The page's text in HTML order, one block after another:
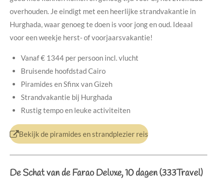
overhouden. Je eindigt met een heerlijke strandvakantie in
Hurghada, waar genoeg te doen is voor jong en oud. Ideaal
voor een weekje herst- of voorjaarsvakantie!
Vanaf € 1344 per persoon incl. vlucht
Bruisende hoofdstad Cairo
Piramides en Sfinx van Gizeh
Strandvakantie bij Hurghada
Rustig tempo en leuke activiteiten
Bekijk de piramides en strandplezier reis
De Schat van de Farao Deluxe, 10 dagen (333Travel)